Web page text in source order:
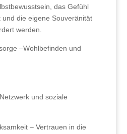
das Gefühl
die eigene Souveränität
werden.
–Wohlbefinden und
und soziale
– Vertrauen in die